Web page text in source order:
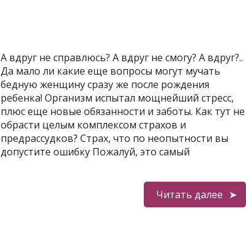
А вдруг не справлюсь? А вдруг не смогу? А вдруг?..
Да мало ли какие еще вопросы могут мучать
бедную женщину сразу же после рождения
ребенка! Организм испытал мощнейший стресс,
плюс еще новые обязанности и заботы. Как тут не
обрасти целым комплексом страхов и
предрассудков? Страх, что по неопытности вы
допустите ошибку Пожалуй, это самый
Читать далее